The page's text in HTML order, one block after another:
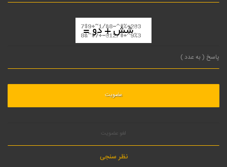
لغو عضویت
نظر سنجی